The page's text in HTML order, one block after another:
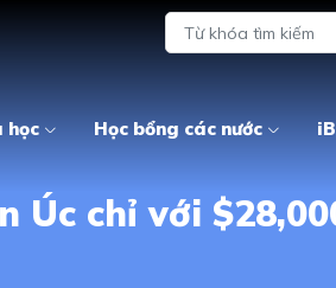
học Học bổng các nước
Úc chỉ với